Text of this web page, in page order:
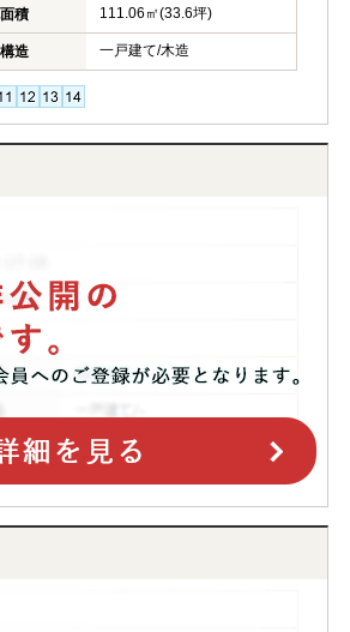
積 111.06㎡(33.6坪)
造 一戸建て/木造